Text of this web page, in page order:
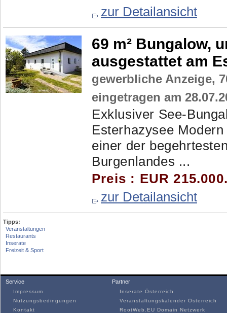
zur Detailansicht
69 m² Bungalow,
ausgestattet am
gewerbliche Anzeige,
eingetragen am
Exklusiver See-
Esterhazysee
einer der
Burgenlandes ...
Preis : EUR
zur Detailansicht
Tipps:
Veranstaltungen
Restaurants
Inserate
Freizeit & Sport
Service
Impressum
Nutzungsbedingungen
Kontakt
Partner
Inserate Österreich
Veranstaltungskalender Österreich
RootWeb.EU Domain Netzwerk